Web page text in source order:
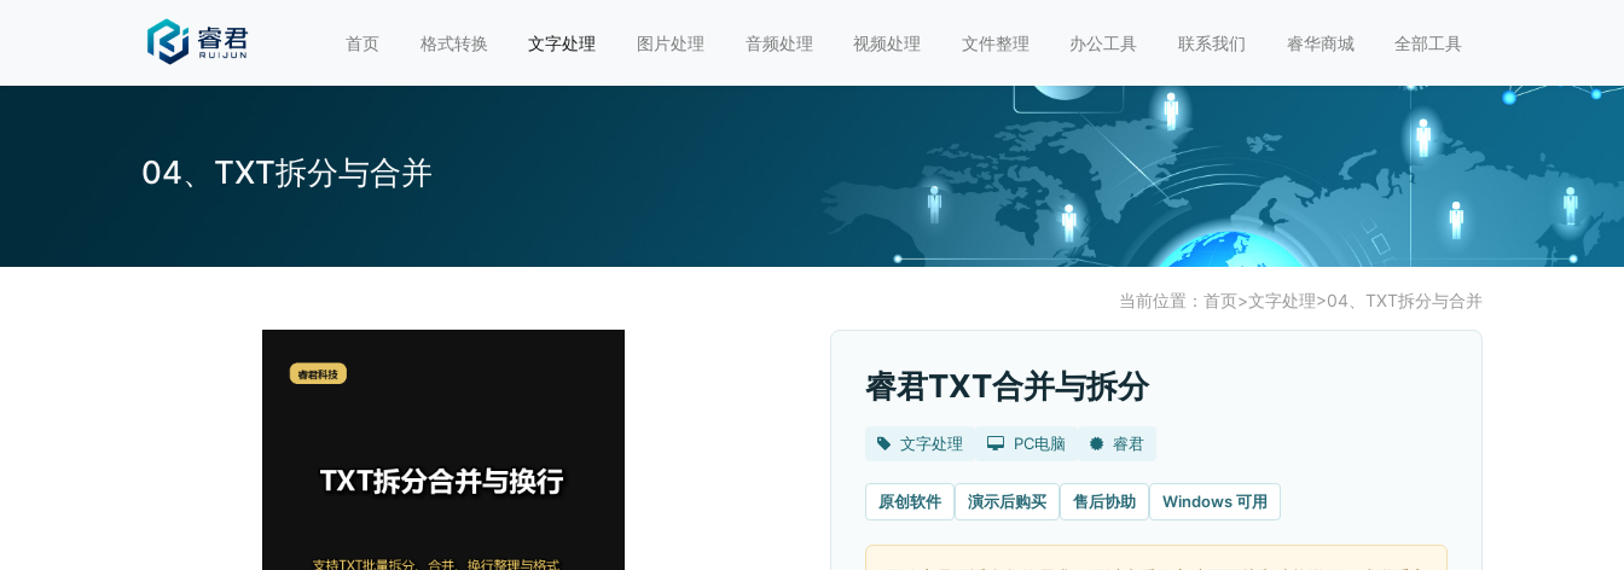
首页 格式转换 文字处理 图片处理 音频处理 视频处理 文件整理 办公工具 联系我们 睿华商城 全部工具
04、TXT拆分与合并
当前位置： 首页>文字处理>04、TXT拆分与合并
睿君TXT合并与拆分
文字处理 PC电脑 睿君
原创软件 演示后购买 售后协助 Windows 可用